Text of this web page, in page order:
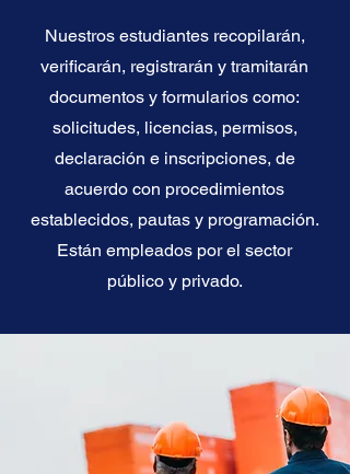
Nuestros estudiantes recopilarán,
verificarán, registrarán y tramitarán
documentos y formularios como:
solicitudes, licencias, permisos,
declaración e inscripciones, de
acuerdo con procedimientos
establecidos, pautas y programación.
Están empleados por el sector
público y privado.